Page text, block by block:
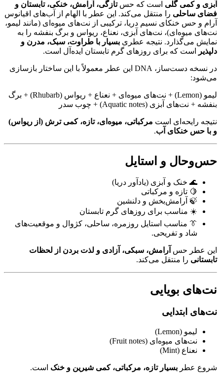
آبزی و کمی گلی است که حستازگی، آرامش، خنکی، تابستان و
فضای ساحلی را منتقل می‌کند. این عطر با الهام از آب‌های اقیانوس
آرام و حس خنکای نسیم دریا، ترکیبی از نت‌های میوه‌ای (مانند لیمو،
نت‌های میوه‌ای)، نت‌های آبزی، نعناع، ریواس و برگ بنفشه را به
نمایش می‌گذارد. نتیجه عطری بسیار با طراوت، سبک، مدرن و
دلپذیر
است که برای روزهای گرم تابستان ایده‌آل است.
در نسخه دست‌ساز، DNA این عطر معمولاً با این ساختار بازسازی
می‌شود:
لیمو (Lemon) + نت‌های میوه‌ای + نعناع + ریواس (Rhubarb) + برگ
بنفشه + نت‌های آبزی (Aquatic notes) + چوب سدر
نتیجه رایحه‌ای است مرکباتی، میوه‌ای، تازه، کمی ترش (از ریواس)
و با حس خنکای آب.
حس‌وحال و استایل
🌊 خنک و آبزی (یادآور دریا)
🍋 تازه و مرکباتی
🍃 آرامش‌بخش و دلنشین
☀️ مناسب برای روزهای گرم تابستان
👔 مناسب استایل روزمره، ساحلی، کژوال و موقعیت‌های
شاد و تفریحی.
این عطر حس آرامش، سبکی، آزادی و لذت بردن از لحظات
تابستانی را منتقل می‌کند.
نت‌های بویایی
نت‌های ابتدایی
لیمو (Lemon)
نت‌های میوه‌ای (Fruit notes)
نعناع (Mint)
شروع عطر بسیار تازه، مرکباتی، کمی شیرین و خنک است.